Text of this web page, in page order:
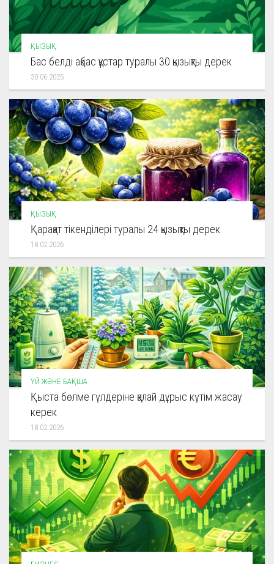
ҚЫЗЫҚ
Бас белді ақбас құстар туралы 30 қызықты дерек
30.06.2025
ҚЫЗЫҚ
Қарақат тікенділері туралы 24 қызықты дерек
18.02.2026
ҮЙ ЖӘНЕ БАҚША
Қыста бөлме гүлдеріне қалай дұрыс күтім жасау
керек
18.02.2026